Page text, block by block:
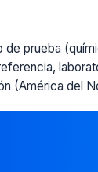
prueba
(América del